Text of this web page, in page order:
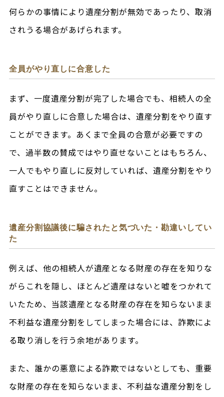
何らかの事情により遺産分割が無効であったり、取消
されうる場合があげられます。
全員がやり直しに合意した
まず、一度遺産分割が完了した場合でも、相続人の全
員がやり直しに合意した場合は、遺産分割をやり直す
ことができます。あくまで全員の合意が必要ですの
で、過半数の賛成ではやり直せないことはもちろん、
一人でもやり直しに反対していれば、遺産分割をやり
直すことはできません。
遺産分割協議後に騙されたと気づいた・勘違いしてい
た
例えば、他の相続人が遺産となる財産の存在を知りな
がらこれを隠し、ほとんど遺産はないと嘘をつかれて
いたため、当該遺産となる財産の存在を知らないまま
不利益な遺産分割をしてしまった場合には、詐欺によ
る取り消しを行う余地があります。
また、誰かの悪意による詐欺ではないとしても、重要
な財産の存在を知らないまま、不利益な遺産分割をし